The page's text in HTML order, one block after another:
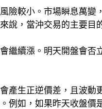
險較小。市場瞬息萬變
說，當沖交易的主要目
繼續漲。明天開盤會否
產生正逆價差，且波動
例如，如果昨天收盤價